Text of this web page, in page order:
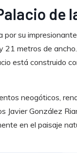
de
por su
metros de
está construido
neogóticos,
Javier González
en el paisaje